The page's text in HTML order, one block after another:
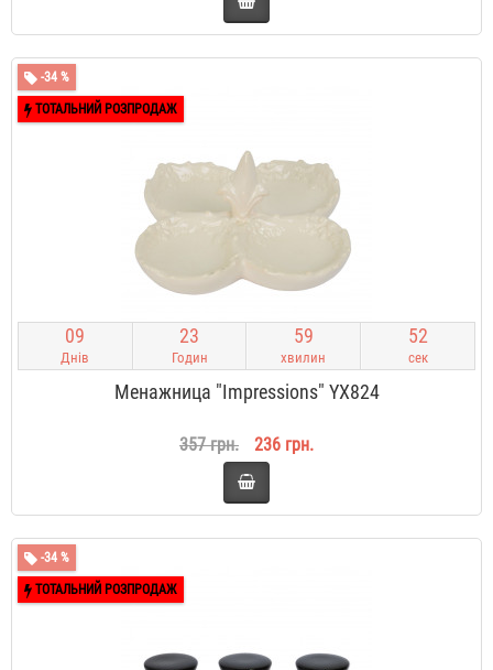
-34 %
ТОТАЛЬНИЙ РОЗПРОДАЖ
09
Днів
23
Годин
59
хвилин
52
сек
Менажница "Impressions" YX824
357 грн. 236 грн.
-34 %
ТОТАЛЬНИЙ РОЗПРОДАЖ